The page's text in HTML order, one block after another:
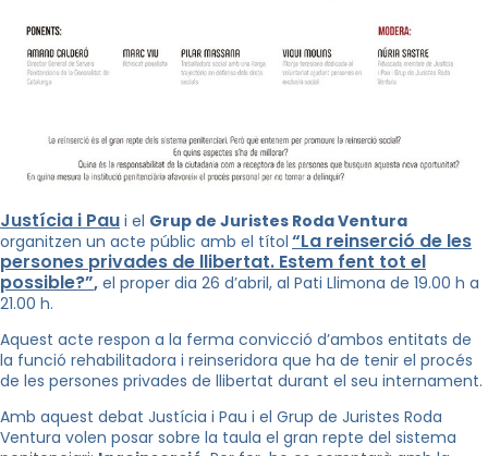
Justícia i Pau i el Grup de Juristes Roda Ventura
organitzen un acte públic amb el títol “La reinserció de les
persones privades de llibertat. Estem fent tot el
possible?”, el proper dia 26 d’abril, al Pati Llimona de 19.00 h a
21.00 h.
Aquest acte respon a la ferma convicció d’ambos entitats de
la funció rehabilitadora i reinseridora que ha de tenir el procés
de les persones privades de llibertat durant el seu internament.
Amb aquest debat Justícia i Pau i el Grup de Juristes Roda
Ventura volen posar sobre la taula el gran repte del sistema